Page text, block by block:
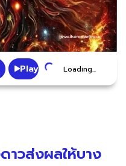
Play Loading...
าวส่งผลให้บาง